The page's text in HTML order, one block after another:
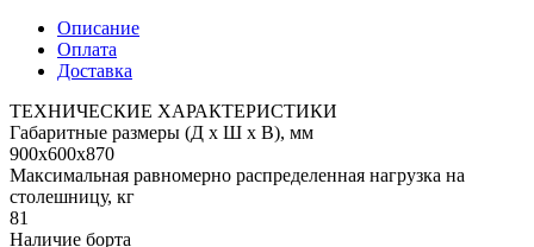
Описание
Оплата
Доставка
ТЕХНИЧЕСКИЕ ХАРАКТЕРИСТИКИ
Габаритные размеры (Д х Ш х В), мм
900х600х870
Максимальная равномерно распределенная нагрузка на
столешницу, кг
81
Наличие борта